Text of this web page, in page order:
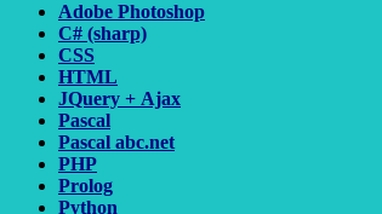
Adobe Photoshop
C# (sharp)
CSS
HTML
JQuery + Ajax
Pascal
Pascal abc.net
PHP
Prolog
Python